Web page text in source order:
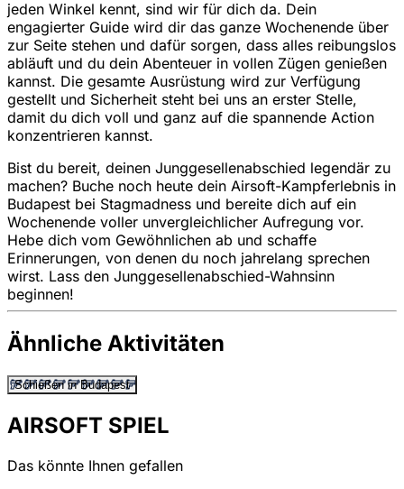
jeden Winkel kennt, sind wir für dich da. Dein
engagierter Guide wird dir das ganze Wochenende über
zur Seite stehen und dafür sorgen, dass alles reibungslos
abläuft und du dein Abenteuer in vollen Zügen genießen
kannst. Die gesamte Ausrüstung wird zur Verfügung
gestellt und Sicherheit steht bei uns an erster Stelle,
damit du dich voll und ganz auf die spannende Action
konzentrieren kannst.
Bist du bereit, deinen Junggesellenabschied legendär zu
machen? Buche noch heute dein Airsoft-Kampferlebnis in
Budapest bei Stagmadness und bereite dich auf ein
Wochenende voller unvergleichlicher Aufregung vor.
Hebe dich vom Gewöhnlichen ab und schaffe
Erinnerungen, von denen du noch jahrelang sprechen
wirst. Lass den Junggesellenabschied-Wahnsinn
beginnen!
Ähnliche Aktivitäten
Schießen in Budapest
AIRSOFT SPIEL
Das könnte Ihnen gefallen